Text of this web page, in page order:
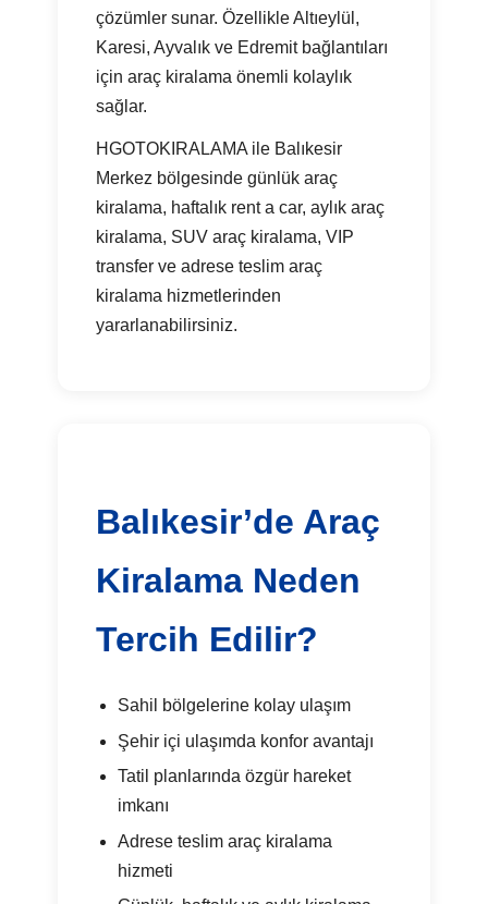
çözümler sunar. Özellikle Altıeylül,
Karesi, Ayvalık ve Edremit bağlantıları
için araç kiralama önemli kolaylık
sağlar.
HGOTOKIRALAMA ile Balıkesir
Merkez bölgesinde günlük araç
kiralama, haftalık rent a car, aylık araç
kiralama, SUV araç kiralama, VIP
transfer ve adrese teslim araç
kiralama hizmetlerinden
yararlanabilirsiniz.
Balıkesir’de Araç
Kiralama Neden
Tercih Edilir?
Sahil bölgelerine kolay ulaşım
Şehir içi ulaşımda konfor avantajı
Tatil planlarında özgür hareket
imkanı
Adrese teslim araç kiralama
hizmeti